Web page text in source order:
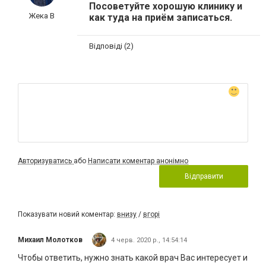
Жека В
Посоветуйте хорошую клинику и
как туда на приём записаться.
Відповіді (2)
Авторизуватись або Написати коментар анонімно
Відправити
Показувати новий коментар: внизу / вгорі
Михаил Молотков 4 черв. 2020 р., 14:54:14
Чтобы ответить, нужно знать какой врач Вас интересует и